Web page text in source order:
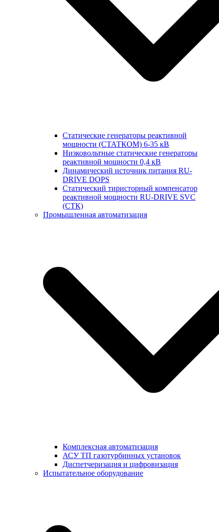
Статические генераторы реактивной
мощности (СТАТКОМ) 6-35 кВ
Низковольтные статические генераторы
реактивной мощности 0,4 кВ
Динамический источник питания RU-
DRIVE DOPS
Cтатический тиристорный компенсатор
реактивной мощности RU-DRIVE SVC
(СТК)
Промышленная автоматизация
Комплексная автоматизация
АСУ ТП газотурбинных установок
Диспетчеризация и цифровизация
Испытательное оборудование